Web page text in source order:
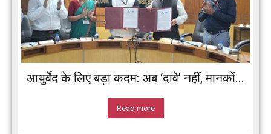
आयुर्वेद के लिए बड़ा कदम: अब ‘दावे’ नहीं, मानकों...
Read more